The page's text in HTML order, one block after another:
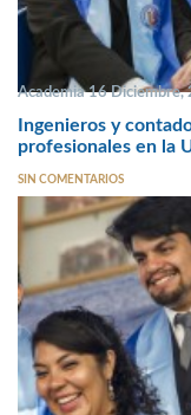
Academia 16 Diciembre,
Ingenieros y
profesionales en la
SIN COMENTARIOS